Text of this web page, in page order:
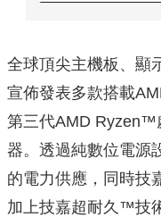
全球頂尖主機板、顯
宣佈發表多款搭載
第三代AMD
器。透過純數位電源
的電力供應，同時技
加上技嘉超耐久™技